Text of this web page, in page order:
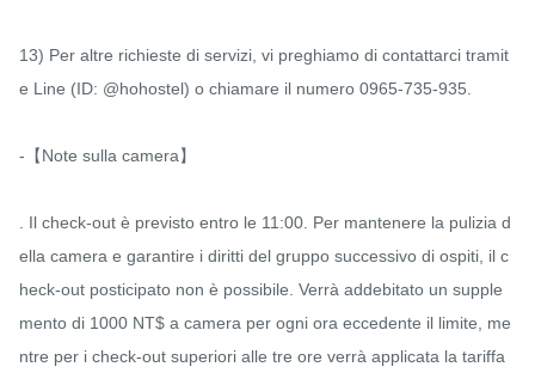
13) Per altre richieste di servizi, vi preghiamo di contattarci tramit
e Line (ID: @hohostel) o chiamare il numero 0965-735-935.
-【Note sulla camera】
. Il check-out è previsto entro le 11:00. Per mantenere la pulizia d
ella camera e garantire i diritti del gruppo successivo di ospiti, il c
heck-out posticipato non è possibile. Verrà addebitato un supple
mento di 1000 NT$ a camera per ogni ora eccedente il limite, me
ntre per i check-out superiori alle tre ore verrà applicata la tariffa